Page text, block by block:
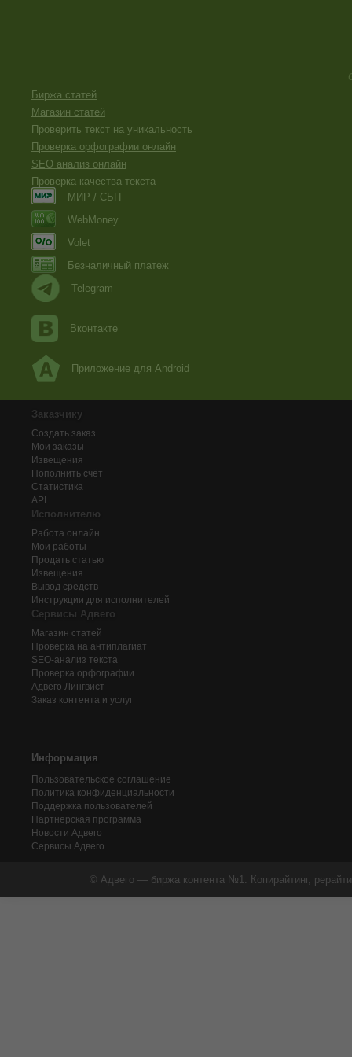
Биржа статей
Магазин статей
Проверить текст на уникальность
Проверка орфографии онлайн
SEO анализ онлайн
Проверка качества текста
МИР / СБП
WebMoney
Volet
Безналичный платеж
Telegram
Вконтакте
Приложение для Android
Заказчику
Создать заказ
Мои заказы
Извещения
Пополнить счёт
Статистика
API
Исполнителю
Работа онлайн
Мои работы
Продать статью
Извещения
Вывод средств
Инструкции для исполнителей
Сервисы Адвего
Магазин статей
Проверка на антиплагиат
SEO-анализ текста
Проверка орфографии
Адвего Лингвист
Заказ контента и услуг
Информация
Пользовательское соглашение
Политика конфиденциальности
Поддержка пользователей
Партнерская программа
Новости Адвего
Сервисы Адвего
© Адвего — биржа контента №1. Копирайтинг,